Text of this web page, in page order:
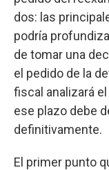
dos: las
podría
de tomar una
el pedido de la
fiscal analizará
ese plazo debe
definitivamente.
El primer punto